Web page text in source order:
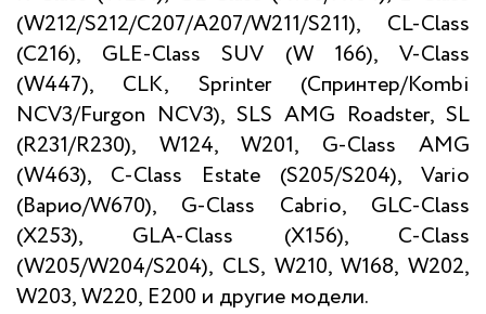
(W212/S212/C207/A207/W211/S211), CL-Class
(C216), GLE-Class SUV (W 166), V-Class
(W447), CLK, Sprinter (Спринтер/Kombi
NCV3/Furgon NCV3), SLS AMG Roadster, SL
(R231/R230), W124, W201, G-Class AMG
(W463), C-Class Estate (S205/S204), Vario
(Варио/W670), G-Class Cabrio, GLC-Class
(X253), GLA-Class (X156), C-Class
(W205/W204/S204), CLS, W210, W168, W202,
W203, W220, E200 и другие модели.